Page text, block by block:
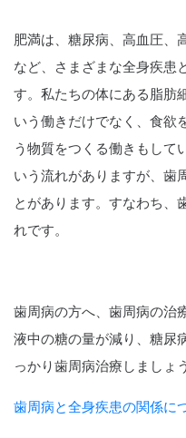
肥満は、糖尿病、高血圧、
など、さまざまな全身疾患
す。私たちの体にある脂肪
いう働きだけでなく、食欲
う物質をつくる働きもし
いう流れがありますが、歯
とがあります。すなわち
れです。
歯周病の方へ、歯周病の治
液中の糖の量が減り、糖尿
っかり歯周病治療しましょ
歯周病と全身疾患の関係に